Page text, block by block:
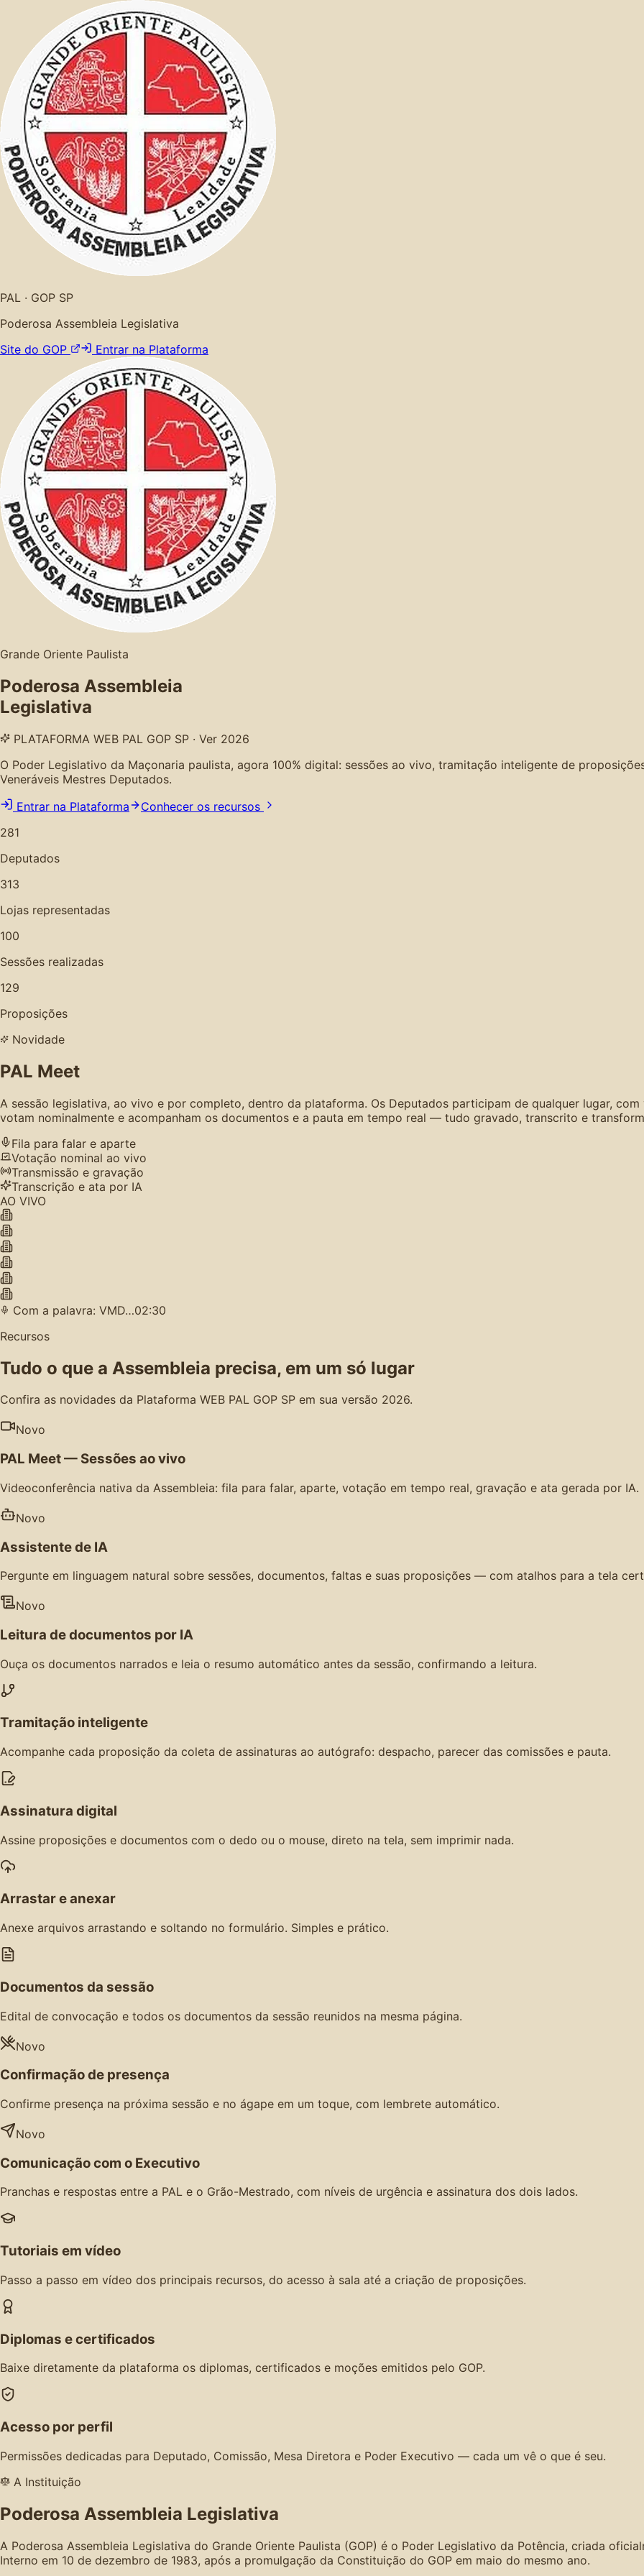
PAL · GOP SP
Poderosa Assembleia Legislativa
Site do GOP
Entrar na Plataforma
Grande Oriente Paulista
Poderosa Assembleia
Legislativa
PLATAFORMA WEB PAL GOP SP · Ver 2026
O Poder Legislativo da Maçonaria paulista, agora 100% digital: sessões ao vivo, tramitação inteligente de
Veneráveis Mestres Deputados.
Entrar na Plataforma
Conhecer os recursos
281
Deputados
313
Lojas representadas
100
Sessões realizadas
129
Proposições
Novidade
PAL Meet
A sessão legislativa, ao vivo e por completo, dentro da plataforma. Os Deputados participam de qualquer lugar,
votam nominalmente e acompanham os documentos e a pauta em tempo real — tudo gravado, transcrito e
Fila para falar e aparte
Votação nominal ao vivo
Transmissão e gravação
Transcrição e ata por IA
AO VIVO
Com a palavra: VMD…02:30
Recursos
Tudo o que a Assembleia precisa, em um só lugar
Confira as novidades da Plataforma WEB PAL GOP SP em sua versão 2026.
Novo
PAL Meet — Sessões ao vivo
Videoconferência nativa da Assembleia: fila para falar, aparte, votação em tempo real, gravação e ata gerada por IA.
Novo
Assistente de IA
Pergunte em linguagem natural sobre sessões, documentos, faltas e suas proposições — com atalhos para a tela
Novo
Leitura de documentos por IA
Ouça os documentos narrados e leia o resumo automático antes da sessão, confirmando a leitura.
Tramitação inteligente
Acompanhe cada proposição da coleta de assinaturas ao autógrafo: despacho, parecer das comissões e pauta.
Assinatura digital
Assine proposições e documentos com o dedo ou o mouse, direto na tela, sem imprimir nada.
Arrastar e anexar
Anexe arquivos arrastando e soltando no formulário. Simples e prático.
Documentos da sessão
Edital de convocação e todos os documentos da sessão reunidos na mesma página.
Novo
Confirmação de presença
Confirme presença na próxima sessão e no ágape em um toque, com lembrete automático.
Novo
Comunicação com o Executivo
Pranchas e respostas entre a PAL e o Grão-Mestrado, com níveis de urgência e assinatura dos dois lados.
Tutoriais em vídeo
Passo a passo em vídeo dos principais recursos, do acesso à sala até a criação de proposições.
Diplomas e certificados
Baixe diretamente da plataforma os diplomas, certificados e moções emitidos pelo GOP.
Acesso por perfil
Permissões dedicadas para Deputado, Comissão, Mesa Diretora e Poder Executivo — cada um vê o que é seu.
A Instituição
Poderosa Assembleia Legislativa
A Poderosa Assembleia Legislativa do Grande Oriente Paulista (GOP) é o Poder Legislativo da Potência, criada
Interno em 10 de dezembro de 1983, após a promulgação da Constituição do GOP em maio do mesmo ano.